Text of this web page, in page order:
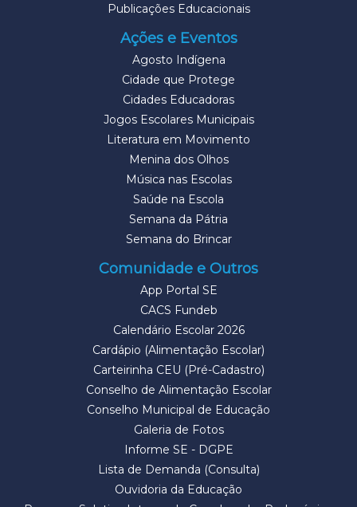
Publicações Educacionais
Ações e Eventos
Agosto Indígena
Cidade que Protege
Cidades Educadoras
Jogos Escolares Municipais
Literatura em Movimento
Menina dos Olhos
Música nas Escolas
Saúde na Escola
Semana da Pátria
Semana do Brincar
Comunidade e Outros
App Portal SE
CACS Fundeb
Calendário Escolar 2026
Cardápio (Alimentação Escolar)
Carteirinha CEU (Pré-Cadastro)
Conselho de Alimentação Escolar
Conselho Municipal de Educação
Galeria de Fotos
Informe SE - DGPE
Lista de Demanda (Consulta)
Ouvidoria da Educação